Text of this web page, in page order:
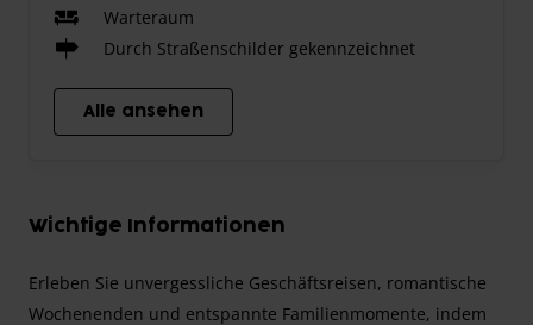
Warteraum
Durch Straßenschilder gekennzeichnet
Alle ansehen
Wichtige Informationen
Erleben Sie unvergessliche Geschäftsreisen, romantische
Wochenenden und entspannte Familienmomente, indem